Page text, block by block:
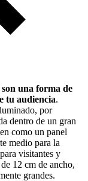
una forma de
tu audiencia.
por
dentro de un gran
como un panel
medio para la
visitantes y
12 cm de ancho,
grandes.